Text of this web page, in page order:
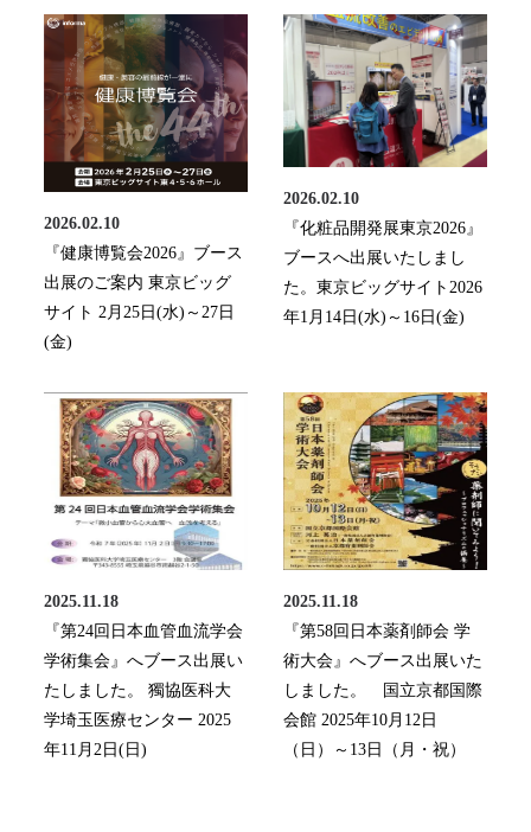
2026.02.10
『健康博覧会2026』ブース
出展のご案内 東京ビッグ
サイト 2月25日(水)～27日
(金)
2026.02.10
『化粧品開発展東京2026』
ブースへ出展いたしまし
た。東京ビッグサイト2026
年1月14日(水)～16日(金)
2025.11.18
『第24回日本血管血流学会
学術集会』へブース出展い
たしました。 獨協医科大
学埼玉医療センター 2025
年11月2日(日)
2025.11.18
『第58回日本薬剤師会 学
術大会』へブース出展いた
しました。 国立京都国際
会館 2025年10月12日
（日）～13日（月・祝）